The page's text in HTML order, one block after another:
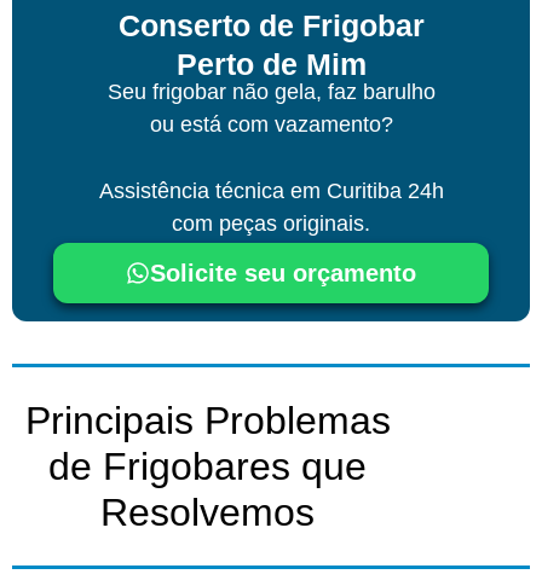
Conserto de Frigobar
Perto de Mim
Seu frigobar não gela, faz barulho
ou está com vazamento?
Assistência técnica em Curitiba24h
com peças originais.
Solicite seu orçamento
Principais Problemas
de Frigobares que
Resolvemos​